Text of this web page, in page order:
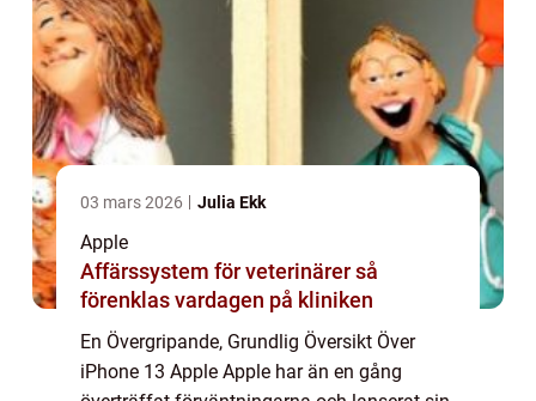
03 mars 2026 Julia Ekk
Apple
Affärssystem för veterinärer så
förenklas vardagen på kliniken
En Övergripande, Grundlig Översikt Över
iPhone 13 Apple Apple har än en gång